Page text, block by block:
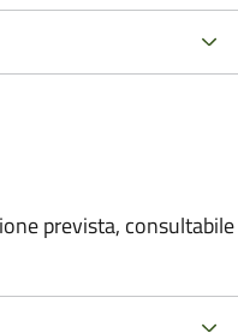
prevista, consultabile